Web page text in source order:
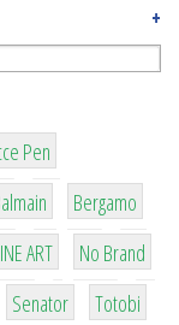
+
2
Pen
4 26
Bergamo
4
ART
90
No Brand
15
Senator
43
Totobi